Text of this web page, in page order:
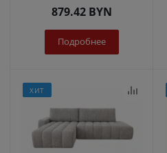
879.42 BYN
Подробнее
ХИТ